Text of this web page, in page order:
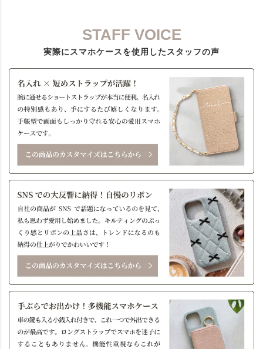
STAFF VOICE
実際にスマホケースを使用したスタッフの声